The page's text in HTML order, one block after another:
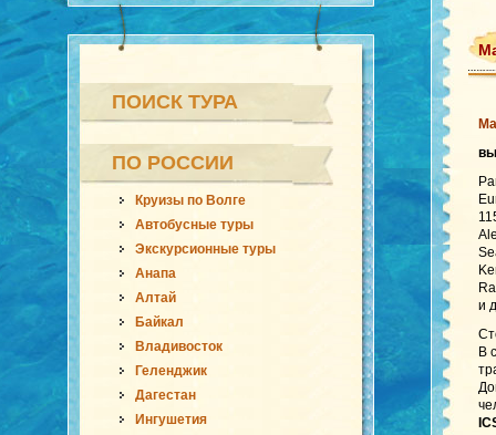
ПОИСК ТУРА
ПО РОССИИ
Круизы по Волге
Автобусные туры
Экскурсионные туры
Анапа
Алтай
Байкал
Владивосток
Геленджик
Дагестан
Ингушетия
и
В